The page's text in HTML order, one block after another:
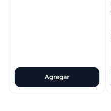
Agregar